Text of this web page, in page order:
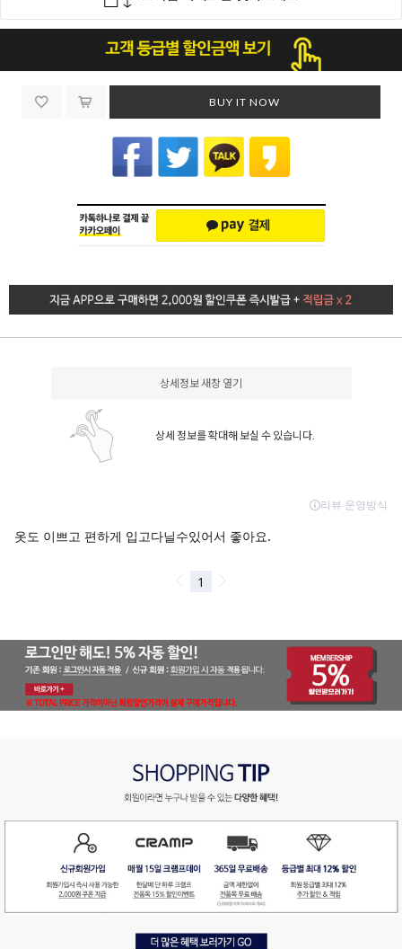
BUY IT NOW
상세정보 새창 열기
상세 정보를 확대해 보실 수 있습니다.